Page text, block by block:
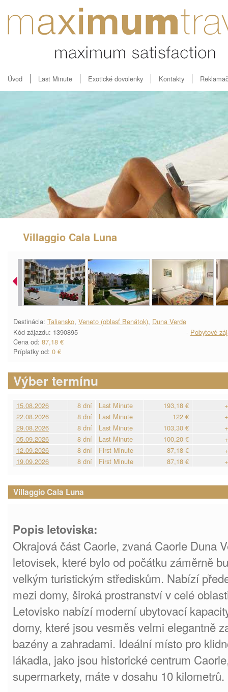
Úvod Last Minute Exotické dovolenky Kontakty
Villaggio Cala Luna
Destinácia: Taliansko, Veneto (oblasť Benátok), Duna Verde
Kód zájazdu: 1390895
Cena od: 87,18 €
Príplatky od: 0 €
- Pobytové
Výber termínu
15.08.2026 8 dní Last Minute 193,18 €
22.08.2026
8 dní Last Minute 122 €
29.08.2026
8 dní Last Minute 103,30 €
05.09.2026
8 dní Last Minute 100,20 €
12.09.2026
8 dní First Minute 87,18 €
19.09.2026
8 dní First Minute 87,18 €
Villaggio Cala Luna
Popis letoviska:
Okrajová část Caorle, zvaná Caorle Duna
letovisek, které bylo od počátku záměrně
velkým turistickým střediskům. Nabízí
mezi domy, široká prostranství v celé
Letovisko nabízí moderní ubytovací
domy, které jsou vesměs velmi elegantně
bazény a zahradami. Ideální místo pro
lákadla, jako jsou historické centrum
supermarkety, máte v dosahu 10 kilometrů.